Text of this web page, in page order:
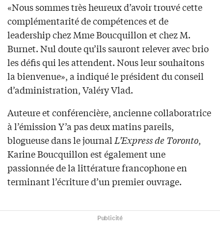
«Nous sommes très heureux d’avoir trouvé cette
complémentarité de compétences et de
leadership chez Mme Boucquillon et chez M.
Burnet. Nul doute qu’ils sauront relever avec brio
les défis qui les attendent. Nous leur souhaitons
la bienvenue», a indiqué le président du conseil
d’administration, Valéry Vlad.
Auteure et conférencière, ancienne collaboratrice
à l’émission Y’a pas deux matins pareils,
blogueuse dans le journalL’Express de Toronto,
Karine Boucquillon est également une
passionnée de la littérature francophone en
terminant l’écriture d’un premier ouvrage.
Publicité